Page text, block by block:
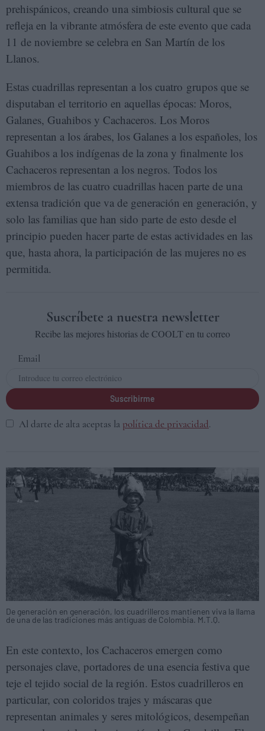
prehispánicos, creando una simbiosis cultural que se
refleja en la vibrante atmósfera de este evento que cada
11 de noviembre se celebra en San Martín de los
Llanos.
Estas cuadrillas representan a los cuatro grupos que se
disputaban el territorio en aquellas épocas: Moros,
Galanes, Guahibos y Cachaceros. Los Moros
representan a los árabes, los Galanes a los españoles, los
Guahibos a los indígenas de la zona y finalmente los
Cachaceros representan a los negros. Todos los
miembros de las cuatro cuadrillas hacen parte de una
extensa tradición que va de generación en generación, y
solo las familias que han sido parte de esto desde el
principio pueden hacer parte de estas actividades en las
que, hasta ahora, la participación de las mujeres no es
permitida.
Suscríbete a nuestra newsletter
Recibe las mejores historias de COOLT en tu correo
Email
Suscribirme
Al darte de alta aceptas la política de privacidad.
De generación en generación, los cuadrilleros mantienen viva la llama
de una de las tradiciones más antiguas de Colombia. M.T.Q.
En este contexto, los Cachaceros emergen como
personajes clave, portadores de una esencia festiva que
teje el tejido social de la región. Estos cuadrilleros en
particular, con coloridos trajes y máscaras que
representan animales y seres mitológicos, desempeñan